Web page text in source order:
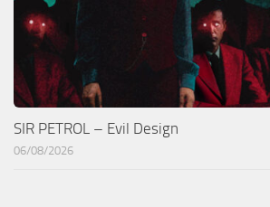
SIR PETROL – Evil Design
06/08/2026